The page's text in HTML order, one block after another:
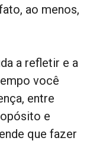
ao menos,
a refletir e a
você
entre
e
que fazer